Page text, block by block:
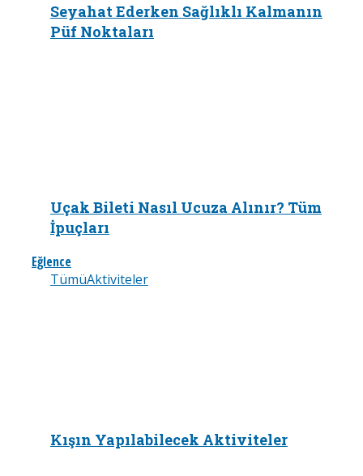
Seyahat Ederken Sağlıklı Kalmanın
Püf Noktaları
Uçak Bileti Nasıl Ucuza Alınır? Tüm
İpuçları
Eğlence
TümüAktiviteler
Kışın Yapılabilecek Aktiviteler